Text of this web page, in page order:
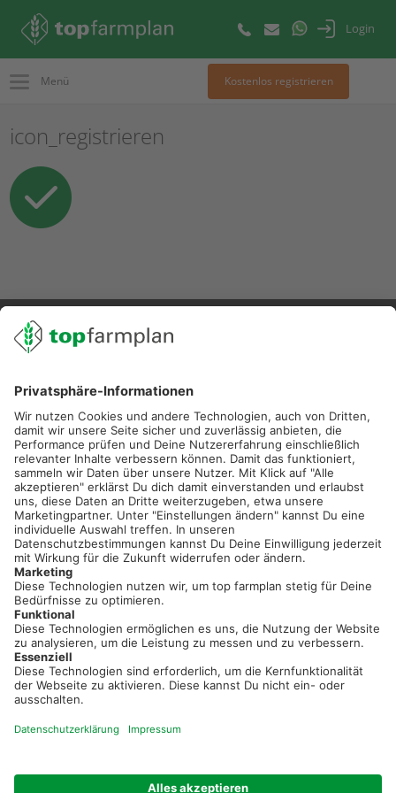
Login
Menü Kostenlos registrieren
icon_registrieren
02501 801 44 84
service@topfarmplan.de
Sei immer auf dem Laufenden!
Neue Features, spannende Tipps und hilfreiche Anleitungen!
Registriere dich kostenlos!
einfach und bequem!
Kostenlos registrieren & sofort starten